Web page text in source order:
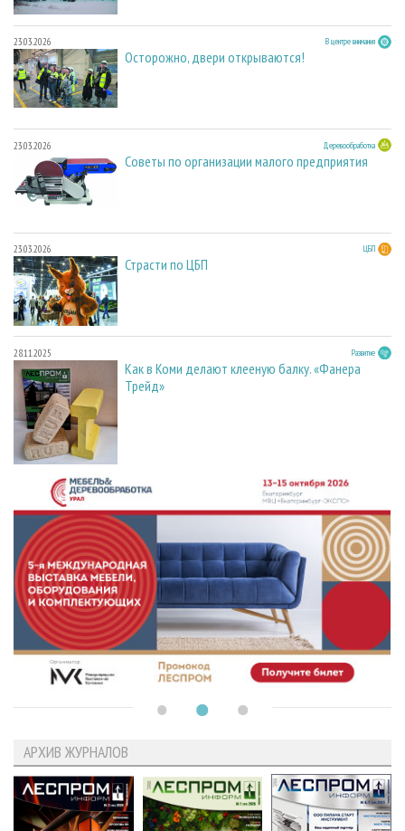
23.03.2026 В центре внимания
Осторожно, двери открываются!
23.03.2026 Деревообработка
Советы по организации малого предприятия
23.03.2026 ЦБП
Страсти по ЦБП
28.11.2025 Развитие
Как в Коми делают клееную балку. «Фанера
Трейд»
АРХИВ ЖУРНАЛОВ